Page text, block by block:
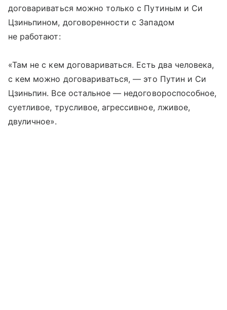
договариваться можно только с Путиным и Си
Цзиньпином, договоренности с Западом
не работают:
«Там не с кем договариваться. Есть два человека,
с кем можно договариваться, — это Путин и Си
Цзиньпин. Все остальное — недоговороспособное,
суетливое, трусливое, агрессивное, лживое,
двуличное».